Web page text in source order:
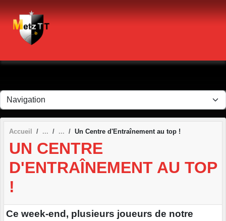
Accueil Un Centre d'Entraînement au top !
UN CENTRE
D'ENTRAÎNEMENT AU TOP
!
Ce week-end, plusieurs joueurs de notre